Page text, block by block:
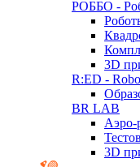
РОББО -
3D
R:ED -
BR LAB
Аэро-
3D